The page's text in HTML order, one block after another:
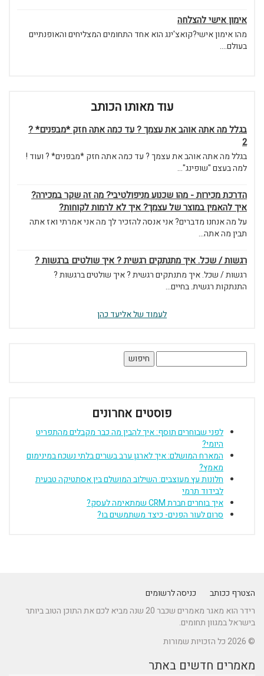
אימון אישי להצלחה
מהו אימון אישי?קואצ'ינג הוא אחד התחומים המצליחים והאופנתיים
בעולם....
עוד מאותו הכותב
בגלל מה אתה אוהב את עצמך ? עד כמה אתה חזק *מבפנים* ?
2
בגלל מה אתה אוהב את עצמך ? עד כמה אתה חזק *מבפנים* ? ועוד !
למה בעצם "שופינג"...
הדרכת מכירות - מהו שכנוע מניפולטיבי? מה זה שקר במכירה?
איך להאמין במוצר של עצמך? איך לא לרמות לקוחות?
על מה אנחנו מדברים? אני אנסה להזכיר לך מה אני אמרתי ואז אתה
תבין מה אתה...
רגשות / שכל. איך מתנתקים רגשית ? איך שולטים ברגשות ?
רגשות / שכל. איך מתנתקים רגשית ? איך שולטים ברגשות ?
התנתקות רגשית. בחיים...
לעמוד של אליעד כהן
פוסטים אחרונים
לפני שבוחרים תוסף: איך להבין מה כבר מקבלים מהתפריט
היומי?
המארח המושלם: איך לארגן ערב בשרים בלתי נשכח במינימום
מאמץ?
חלונות עץ מעוצבים: השילוב המושלם בין אסתטיקה טבעית
לבידוד תרמי
איך בוחרים חברת CRM שמתאימה לעסק?
סרום לעור הפנים- כיצד משתמשים בו?
הצטרף ככותב
כניסה לרשומים
רידר הוא מאגר מאמרים שכבר 20 שנה מביא לכם את התוכן הטוב ביותר
בישראל במגוון תחומים.
© 2026 כל הזכויות שמורות
מאמרים חדשים באתר